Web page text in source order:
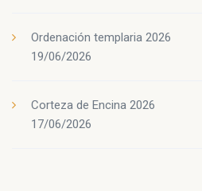
Ordenación templaria 2026
19/06/2026
Corteza de Encina 2026
17/06/2026